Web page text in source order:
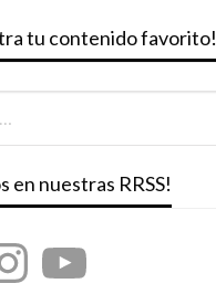
tu contenido favorito!
en nuestras RRSS!
YouTube